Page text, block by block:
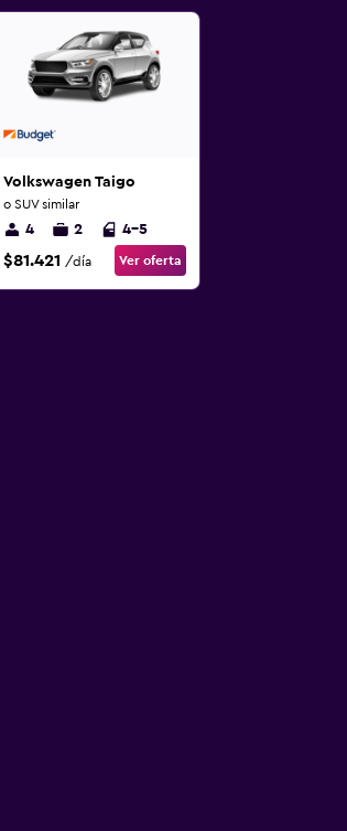
Volkswagen Taigo
o SUV similar
4 2 4-5
$81.421 /día Ver oferta